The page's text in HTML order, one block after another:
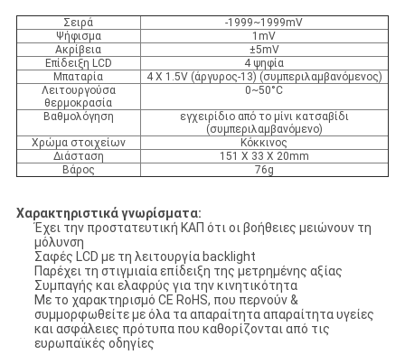
Σειρά
-1999~1999mV
Ψήφισμα
1mV
Ακρίβεια
±5mV
Επίδειξη LCD
4 ψηφία
Μπαταρία
4 Χ 1.5V (άργυρος-13) (συμπεριλαμβανόμενος)
Λειτουργούσα
θερμοκρασία
0~50°C
Βαθμολόγηση
εγχειρίδιο από το μίνι κατσαβίδι
(συμπεριλαμβανόμενο)
Χρώμα στοιχείων
Κόκκινος
Διάσταση
151 X 33 X 20mm
Βάρος
76g
Χαρακτηριστικά γνωρίσματα:
Έχει την προστατευτική ΚΑΠ ότι οι βοήθειες μειώνουν τη
μόλυνση
Σαφές LCD με τη λειτουργία backlight
Παρέχει τη στιγμιαία επίδειξη της μετρημένης αξίας
Συμπαγής και ελαφρύς για την κινητικότητα
Με το χαρακτηρισμό CE RoHS, που περνούν &
συμμορφωθείτε με όλα τα απαραίτητα απαραίτητα υγείες
και ασφάλειες πρότυπα που καθορίζονται από τις
ευρωπαϊκές οδηγίες